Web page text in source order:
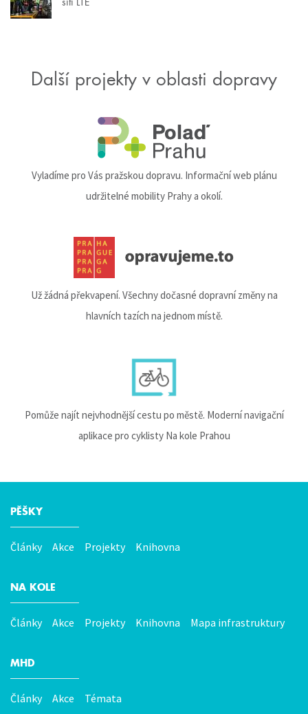
sítí LTE
Další projekty v oblasti dopravy
Vyladíme pro Vás pražskou dopravu. Informační web plánu
udržitelné mobility Prahy a okolí.
Už žádná překvapení. Všechny dočasné dopravní změny na
hlavních tazích na jednom místě.
Pomůže najít nejvhodnější cestu po městě. Moderní navigační
aplikace pro cyklisty Na kole Prahou
Hlavní
menu
PĚŠKY
Články Akce Projekty Knihovna
NA KOLE
Články Akce Projekty Knihovna Mapa infrastruktury
MHD
Články Akce Témata